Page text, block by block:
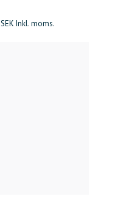
SEK Inkl. moms.